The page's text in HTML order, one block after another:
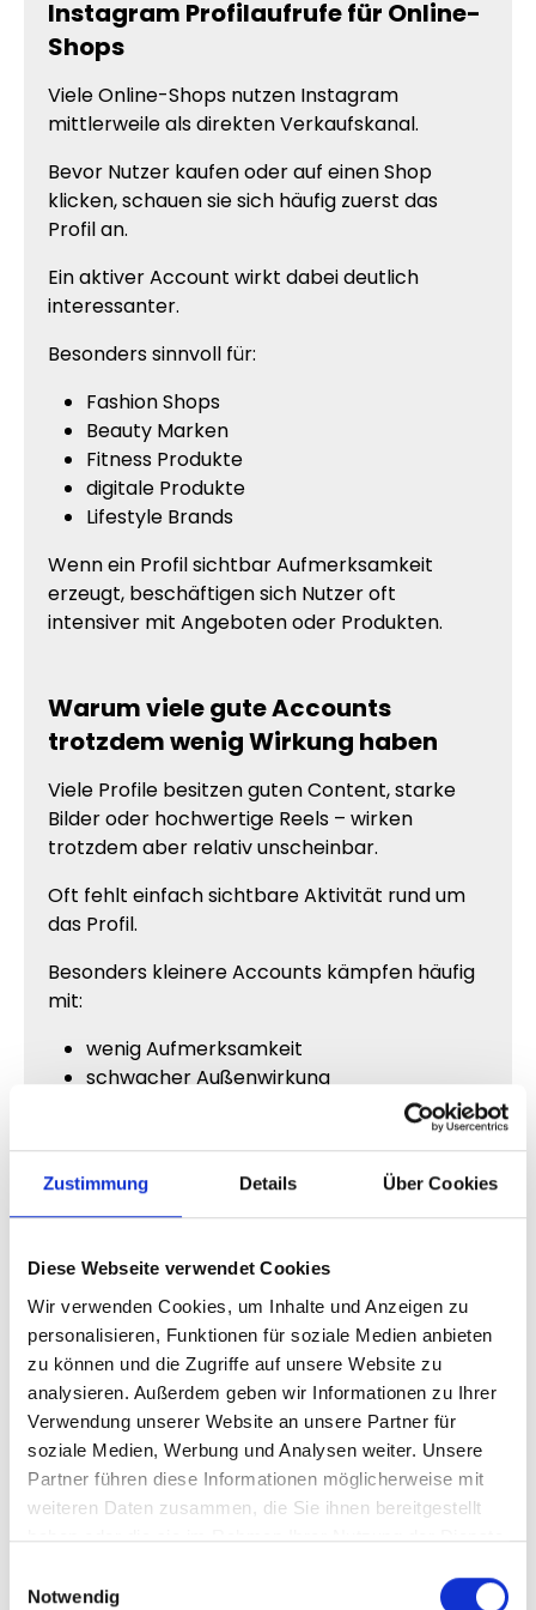
Zustimmung Details Über Cookies
Diese Webseite verwendet Cookies
Wir verwenden Cookies, um Inhalte und Anzeigen zu
personalisieren, Funktionen für soziale Medien anbieten
zu können und die Zugriffe auf unsere Website zu
analysieren. Außerdem geben wir Informationen zu Ihrer
Verwendung unserer Website an unsere Partner für
soziale Medien, Werbung und Analysen weiter. Unsere
Partner führen diese Informationen möglicherweise mit
weiteren Daten zusammen, die Sie ihnen bereitgestellt
haben oder die sie im Rahmen Ihrer Nutzung der Dienste
Notwendig
Instagram Profilaufrufe für Online-
Shops
Viele Online-Shops nutzen Instagram
mittlerweile als direkten Verkaufskanal.
Bevor Nutzer kaufen oder auf einen Shop
klicken, schauen sie sich häufig zuerst das
Profil an.
Ein aktiver Account wirkt dabei deutlich
interessanter.
Besonders sinnvoll für:
Fashion Shops
Beauty Marken
Fitness Produkte
digitale Produkte
Lifestyle Brands
Wenn ein Profil sichtbar Aufmerksamkeit
erzeugt, beschäftigen sich Nutzer oft
intensiver mit Angeboten oder Produkten.
Warum viele gute Accounts
trotzdem wenig Wirkung haben
Viele Profile besitzen guten Content, starke
Bilder oder hochwertige Reels – wirken
trotzdem aber relativ unscheinbar.
Oft fehlt einfach sichtbare Aktivität rund um
das Profil.
Besonders kleinere Accounts kämpfen häufig
mit:
wenig Aufmerksamkeit
schwacher Außenwirkung
Genau deshalb können sichtbare Profilaufrufe
einen enormen Unterschied machen.
Warum Profilbesuche Vertrauen
erzeugen
Menschen vertrauen aktiven Accounts
deutlich schneller.
Wenn ein Profil regelmäßig besucht wird,
entsteht automatisch mehr Interesse und
Aufmerksamkeit.